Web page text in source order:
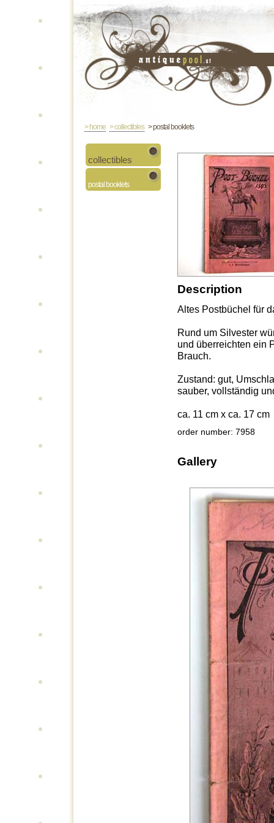
> home > collectibles> postal booklets
collectibles
postal booklets
Description
Altes Postbüchel für
Rund um Silvester
und überreichten ein
Brauch.
Zustand: gut,
sauber, vollständig
ca. 11 cm x ca. 17 cm
order number: 7958
Gallery